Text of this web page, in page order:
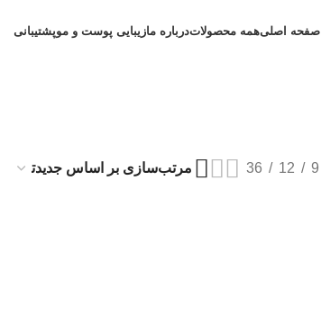
صفحه اصلیهمه محصولاتدرباره مازیبایی پوست و موپشتیبانی
9
12
36